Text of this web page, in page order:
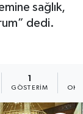
sağlık,
dedi.
1
GÖSTERIM